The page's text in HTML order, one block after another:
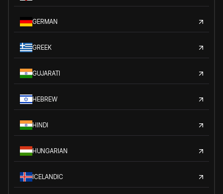
GERMAN
GREEK
GUJARATI
HEBREW
HINDI
HUNGARIAN
ICELANDIC